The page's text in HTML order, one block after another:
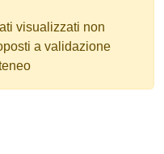
visualizzati non
a validazione